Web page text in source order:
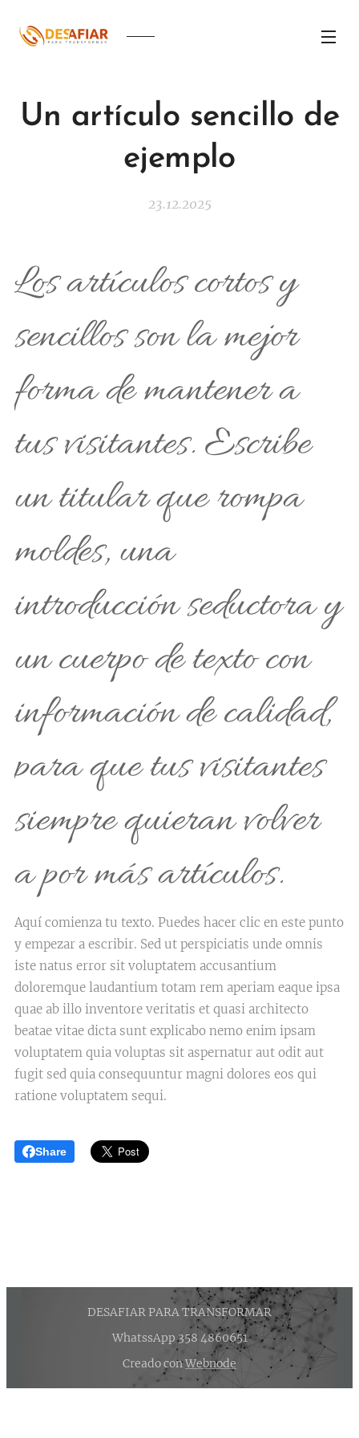
Un artículo sencillo de
ejemplo
23.12.2025
Los artículos cortos y
sencillos son la mejor
forma de mantener a
tus visitantes. Escribe
un titular que rompa
moldes, una
introducción seductora y
un cuerpo de texto con
información de calidad,
para que tus visitantes
siempre quieran volver
a por más artículos.
Aquí comienza tu texto. Puedes hacer clic en este punto
y empezar a escribir. Sed ut perspiciatis unde omnis
iste natus error sit voluptatem accusantium
doloremque laudantium totam rem aperiam eaque ipsa
quae ab illo inventore veritatis et quasi architecto
beatae vitae dicta sunt explicabo nemo enim ipsam
voluptatem quia voluptas sit aspernatur aut odit aut
fugit sed quia consequuntur magni dolores eos qui
ratione voluptatem sequi.
Share
DESAFIAR PARA TRANSFORMAR
WhatssApp 358 4860651
Creado conWebnode